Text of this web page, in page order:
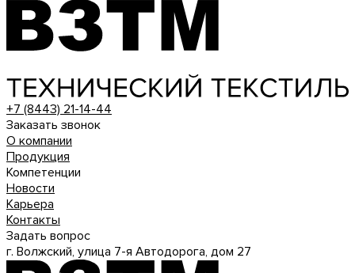
+7 (8443) 21-14-44
Заказать звонок
О компании
Продукция
Компетенции
Новости
Карьера
Контакты
Задать вопрос
г. Волжский, улица 7-я Автодорога, дом 27